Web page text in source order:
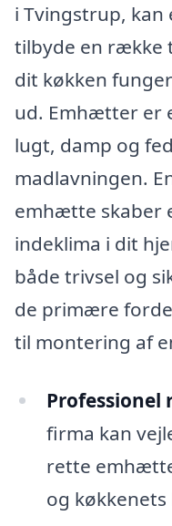
i Tvingstrup,
tilbyde en række
dit køkken
ud. Emhætter er
lugt, damp og
madlavningen.
emhætte skaber
indeklima i dit
både trivsel og
de primære
til montering af
Professionel
firma kan
rette
og køkkenets